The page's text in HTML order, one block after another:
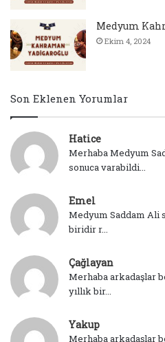
Medyum
Ekim 4, 2024
Son Eklenen Yorumlar
Hatice
Merhaba Medyum
sonuca varabildi...
Emel
Medyum Saddam Ali
biridir r...
Çağlayan
Merhaba arkadaşlar
yıllık bir...
Yakup
Merhaba arkadaşlar